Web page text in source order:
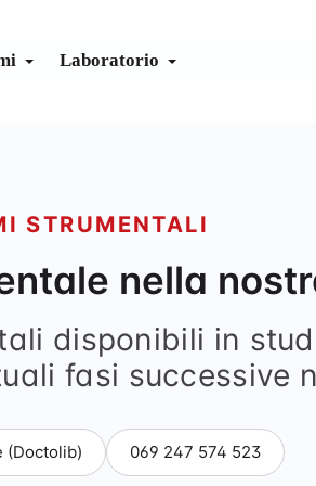
viaggio
Sono Check
Idoneità
Laboratorio
System Renal
STRUMENTALI
nella
disponibili in
fasi successive
(Doctolib) 069 247 574 523